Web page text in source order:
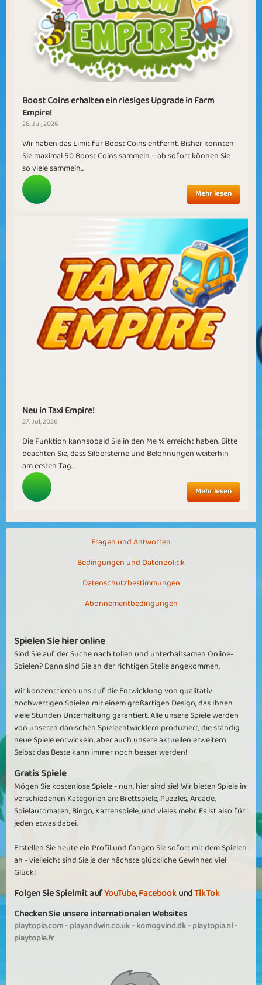
Boost Coins erhalten ein riesiges Upgrade in Farm
Empire!
28. Jul, 2026
Wir haben das Limit für Boost Coins entfernt. Bisher konnten
Sie maximal 50 Boost Coins sammeln – ab sofort können Sie
so viele sammeln...
Mehr lesen
Neu in Taxi Empire!
27. Jul, 2026
Die Funktion kannsobald Sie in den Me % erreicht haben. Bitte
beachten Sie, dass Silbersterne und Belohnungen weiterhin
am ersten Tag...
Mehr lesen
Fragen und Antworten
Bedingungen und Datenpolitik
Datenschutzbestimmungen
Abonnementbedingungen
Spielen Sie hier online
Sind Sie auf der Suche nach tollen und unterhaltsamen Online-
Spielen? Dann sind Sie an der richtigen Stelle angekommen.
Wir konzentrieren uns auf die Entwicklung von qualitativ
hochwertigen Spielen mit einem großartigen Design, das Ihnen
viele Stunden Unterhaltung garantiert. Alle unsere Spiele werden
von unseren dänischen Spieleentwicklern produziert, die ständig
neue Spiele entwickeln, aber auch unsere aktuellen erweitern.
Selbst das Beste kann immer noch besser werden!
Gratis Spiele
Mögen Sie kostenlose Spiele - nun, hier sind sie! Wir bieten Spiele in
verschiedenen Kategorien an: Brettspiele, Puzzles, Arcade,
Spielautomaten, Bingo, Kartenspiele, und vieles mehr. Es ist also für
jeden etwas dabei.
Erstellen Sie heute ein Profil und fangen Sie sofort mit dem Spielen
an - vielleicht sind Sie ja der nächste glückliche Gewinner. Viel
Glück!
Folgen Sie Spielmit aufYouTube,FacebookundTikTok
Checken Sie unsere internationalen Websites
playtopia.com-playandwin.co.uk-komogvind.dk-playtopia.nl-
playtopia.fr